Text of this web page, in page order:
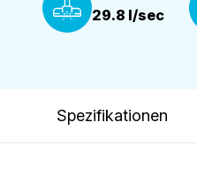
29.8 l/sec
Spezifikationen